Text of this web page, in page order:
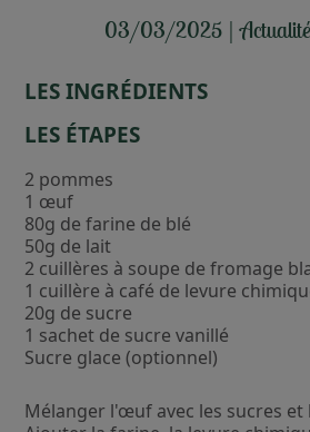
03/03/2025 | Actualité
LES INGRÉDIENTS
LES ÉTAPES
2 pommes
1 œuf
80g de farine de blé
50g de lait
2 cuillères à soupe de fromage
1 cuillère à café de levure
20g de sucre
1 sachet de sucre vanillé
Sucre glace (optionnel)
Mélanger l'œuf avec les sucres et